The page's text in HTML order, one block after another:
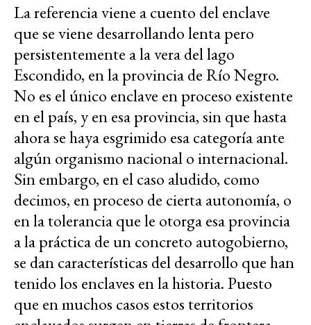
La referencia viene a cuento del enclave
que se viene desarrollando lenta pero
persistentemente a la vera del lago
Escondido, en la provincia de Río Negro.
No es el único enclave en proceso existente
en el país, y en esa provincia, sin que hasta
ahora se haya esgrimido esa categoría ante
algún organismo nacional o internacional.
Sin embargo, en el caso aludido, como
decimos, en proceso de cierta autonomía, o
en la tolerancia que le otorga esa provincia
a la práctica de un concreto autogobierno,
se dan características del desarrollo que han
tenido los enclaves en la historia. Puesto
que en muchos casos estos territorios